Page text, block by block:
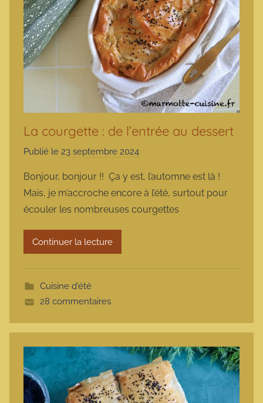
La courgette : de l’entrée au dessert
Publié le 23 septembre 2024
r
m
a
Bonjour, bonjour !! Ça y est, l’automne est là !
Mais, je m’accroche encore à l’été, surtout pour
écouler les nombreuses courgettes
Continuer la lecture
Cuisine d'été
28 commentaires